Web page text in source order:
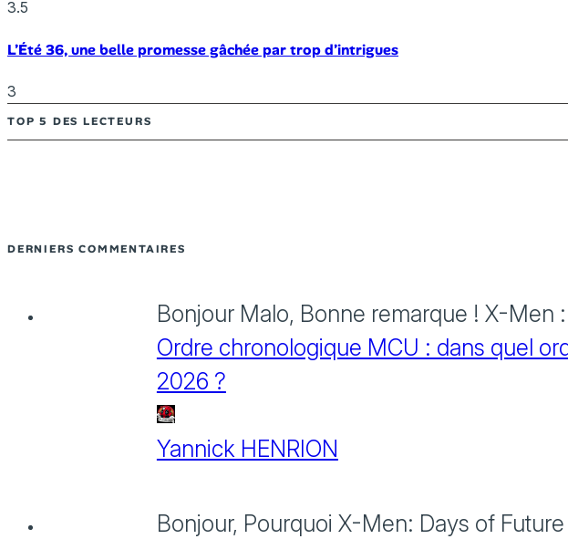
3.5
L’Été 36, une belle promesse gâchée par trop d’intrigues
3
TOP 5 DES LECTEURS
DERNIERS COMMENTAIRES
Bonjour Malo, Bonne remarque ! X-Men
Ordre chronologique MCU : dans quel
2026 ?
Yannick HENRION
Bonjour, Pourquoi X-Men: Days of